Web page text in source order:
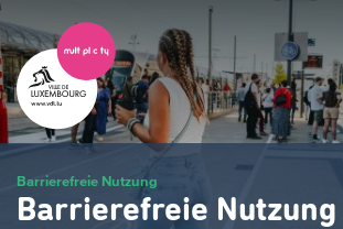
Zum
Hauptinhalt
gehen
Barrierefreie Nutzung
Barrierefreie Nutzung